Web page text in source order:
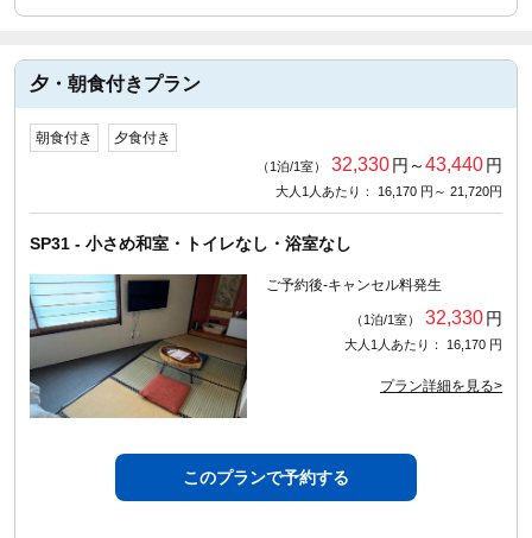
夕・朝食付きプラン
朝食付き 夕食付き
（1泊/1室） 32,330円～43,440円
大人1人あたり： 16,170 円～ 21,720円
SP31 - 小さめ和室・トイレなし・浴室なし
ご予約後-キャンセル料発生
（1泊/1室） 32,330円
大人1人あたり： 16,170 円
プラン詳細を見る>
このプランで予約する